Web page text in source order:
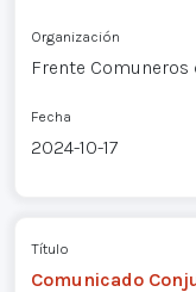
Organización
Frente Comuneros
Fecha
2024-10-17
Título
Comunicado